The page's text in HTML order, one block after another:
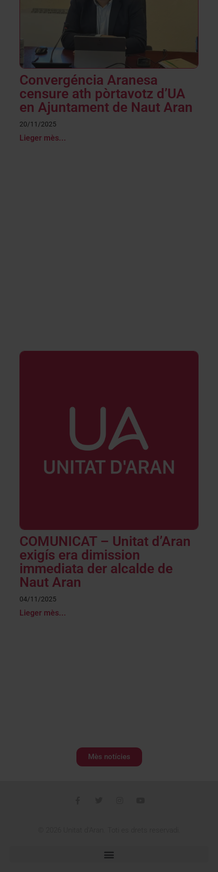
Convergéncia Aranesa
censure ath pòrtavotz d’UA
en Ajuntament de Naut Aran
20/11/2025
Lieger mès...
COMUNICAT – Unitat d’Aran
exigís era dimission
immediata der alcalde de
Naut Aran
04/11/2025
Lieger mès...
Mès notícies